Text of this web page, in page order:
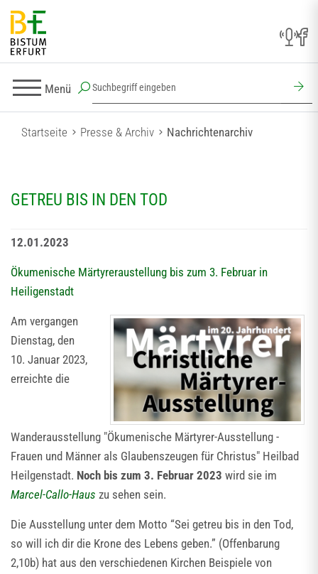
Menü
Startseite Presse & Archiv Nachrichtenarchiv
GETREU BIS IN DEN TOD
12.01.2023
Ökumenische Märtyreraustellung bis zum 3. Februar in
Heiligenstadt
Am vergangen
Dienstag, den
10. Januar 2023,
erreichte die
Wanderausstellung "Ökumenische Märtyrer-Ausstellung -
Frauen und Männer als Glaubenszeugen für Christus" Heilbad
Heilgenstadt. Noch bis zum 3. Februar 2023 wird sie im
Marcel-Callo-Haus zu sehen sein.
Die Ausstellung unter dem Motto “Sei getreu bis in den Tod,
so will ich dir die Krone des Lebens geben.” (Offenbarung
2,10b) hat aus den verschiedenen Kirchen Beispiele von